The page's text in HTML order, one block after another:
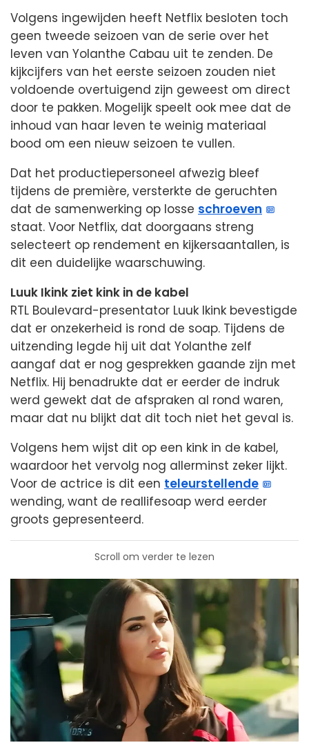
Volgens ingewijden heeft Netflix besloten toch
geen tweede seizoen van de serie over het
leven van Yolanthe Cabau uit te zenden. De
kijkcijfers van het eerste seizoen zouden niet
voldoende overtuigend zijn geweest om direct
door te pakken. Mogelijk speelt ook mee dat de
inhoud van haar leven te weinig materiaal
bood om een nieuw seizoen te vullen.
Dat het productiepersoneel afwezig bleef
tijdens de première, versterkte de geruchten
dat de samenwerking op losse schroeven
staat. Voor Netflix, dat doorgaans streng
selecteert op rendement en kijkersaantallen, is
dit een duidelijke waarschuwing.
Luuk Ikink ziet kink in de kabel
RTL Boulevard-presentator Luuk Ikink bevestigde
dat er onzekerheid is rond de soap. Tijdens de
uitzending legde hij uit dat Yolanthe zelf
aangaf dat er nog gesprekken gaande zijn met
Netflix. Hij benadrukte dat er eerder de indruk
werd gewekt dat de afspraken al rond waren,
maar dat nu blijkt dat dit toch niet het geval is.
Volgens hem wijst dit op een kink in de kabel,
waardoor het vervolg nog allerminst zeker lijkt.
Voor de actrice is dit een teleurstellende
wending, want de reallifesoap werd eerder
groots gepresenteerd.
Scroll om verder te lezen